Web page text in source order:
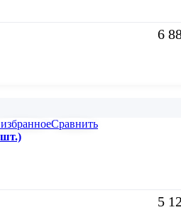
6
Сравнить
5